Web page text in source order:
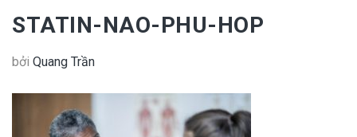
STATIN-NAO-PHU-HOP
bởi Quang Trần